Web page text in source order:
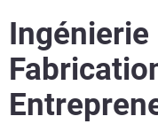
Ingénierie